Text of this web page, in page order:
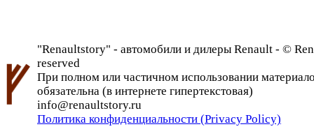
"Renaultstory" - автомобили и дилеры Renault - ©
reserved
При полном или частичном использовании
обязательна (в интернете гипертекстовая)
info@renaultstory.ru
Политика конфиденциальности (Privacy Policy)